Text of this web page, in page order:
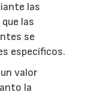
las
las
se
específicos.
valor
la